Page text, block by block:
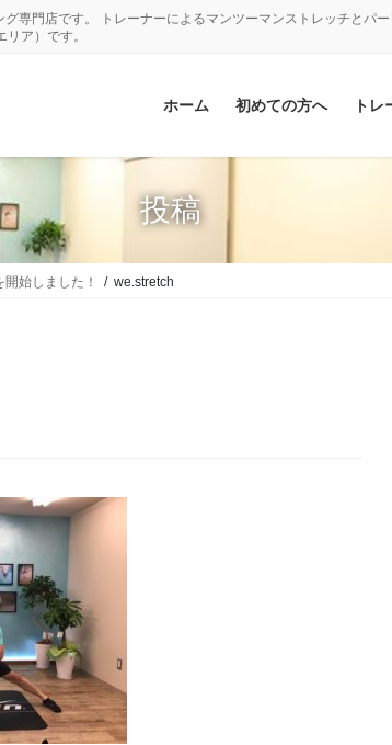
専門店です。 トレーナーによるマンツーマンストレッチとパ
ア）です。
ホーム 初めての方へ トレ
投稿
始しました！ we.stretch